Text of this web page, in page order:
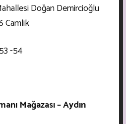
Doğan Demircioğlu
Camlik
-54
Mağazası – Aydın